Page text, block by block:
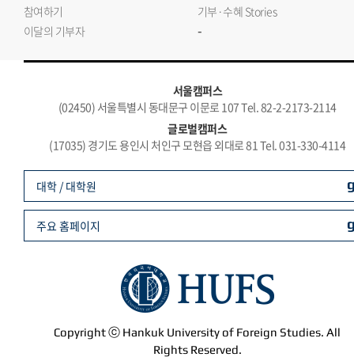
참여하기
기부·수혜 Stories
이달의 기부자
-
서울캠퍼스
(02450) 서울특별시 동대문구 이문로 107 Tel. 82-2-2173-2114
글로벌캠퍼스
(17035) 경기도 용인시 처인구 모현읍 외대로 81 Tel. 031-330-4114
Copyright ⓒ Hankuk University of Foreign Studies. All
Rights Reserved.
대학 / 대학원
주요 홈페이지